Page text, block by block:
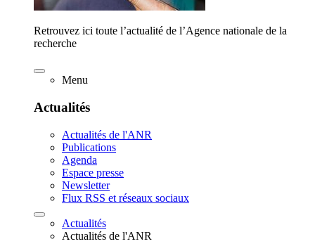
Retrouvez ici toute l’actualité de l’Agence nationale de la
recherche
Menu
Actualités
Actualités de l'ANR
Publications
Agenda
Espace presse
Newsletter
Flux RSS et réseaux sociaux
Actualités
Actualités de l'ANR